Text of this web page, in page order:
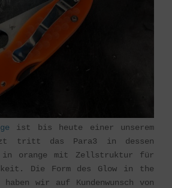
ist bis heute einer unserem
tritt das Para3 in dessen
in orange mit Zellstruktur für
Die Form des Glow in the
haben wir auf Kundenwunsch von